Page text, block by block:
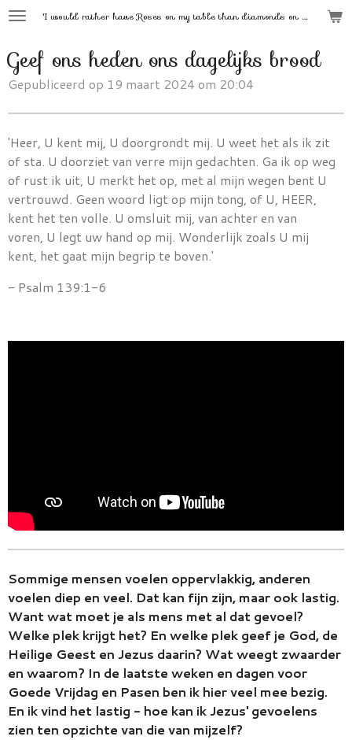
Ga
naar
de
hoofdinhoud
'
I would rather have Roses on my table than diamonds on my neck.'
Geef ons heden ons dagelijks brood
Gepubliceerd op 19 maart 2024 om 20:04
'Heer, U kent mij, U doorgrondt mij. U weet het als ik zit
of sta. U doorziet van verre mijn gedachten. Ga ik op weg
of rust ik uit, U merkt het op, met al mijn wegen bent U
vertrouwd. Geen woord ligt op mijn tong, of U, HEER
kent het ten volle. U omsluit mij, van achter en van
voren, U legt uw hand op mij. Wonderlijk zoals U mij
kent, het gaat mijn begrip te boven.'
- Psalm 139:1-6
Sommige mensen voelen oppervlakkig, anderen
voelen diep en veel. Dat kan fijn zijn, maar ook lastig.
Want wat moet je als mens met al dat gevoel?
Welke plek krijgt het? En welke plek geef je God, de
Heilige Geest en Jezus daarin? Wat weegt zwaarder
en waarom? In de laatste weken en dagen voor
Goede Vrijdag en Pasen ben ik hier veel mee bezig.
En ik vind het lastig - hoe kan ik Jezus' gevoelens
zien ten opzichte van die van mijzelf?